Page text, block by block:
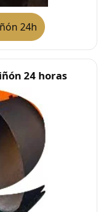
24h
24 horas